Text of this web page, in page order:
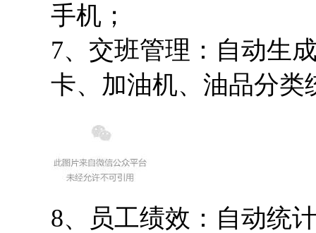
手机；
7、交班管理：自动生
卡、加油机、油品分类
8、员工绩效：自动统